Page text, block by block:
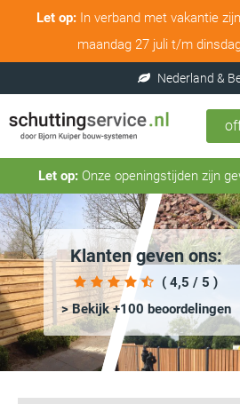
Let op:In verband met vakantie
maandag 27 juli t/m
Let op:Onze openingstijden zijn
Klanten geven ons:
( 4,5 / 5 )
> Bekijk +100 beoordelingen